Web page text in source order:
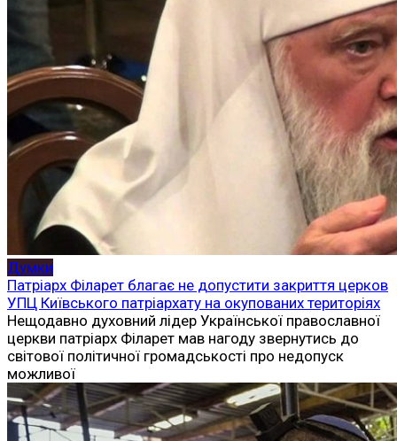
Думки
Патріарх Філарет благає не допустити закриття церков
УПЦ Київського патріархату на окупованих територіях
Нещодавно духовний лідер Української православної
церкви патріарх Філарет мав нагоду звернутись до
світової політичної громадськості про недопуск
можливої